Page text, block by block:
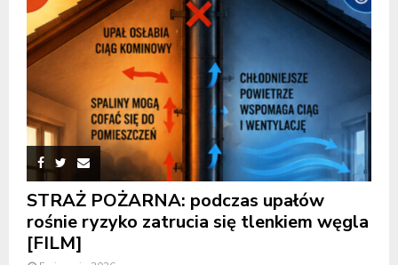
STRAŻ POŻARNA: podczas upałów
rośnie ryzyko zatrucia się tlenkiem węgla
[FILM]